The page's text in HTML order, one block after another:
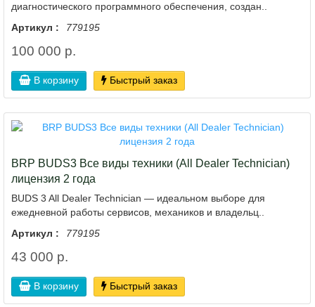
диагностического программного обеспечения, создан..
Артикул :
779195
100 000 р.
В корзину Быстрый заказ
BRP BUDS3 Все виды техники (All Dealer Technician)
лицензия 2 года
BUDS 3 All Dealer Technician — идеальном выборе для
ежедневной работы сервисов, механиков и владельц..
Артикул :
779195
43 000 р.
В корзину Быстрый заказ